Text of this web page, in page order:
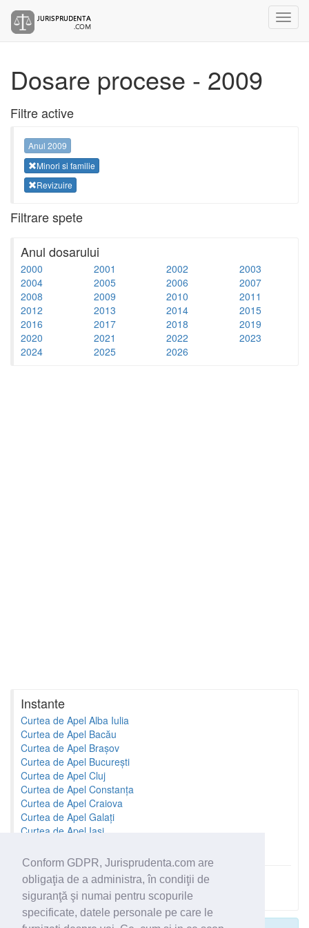
Conform GDPR, Jurisprudenta.com are
obligaţia de a administra, în condiţii de
siguranţă şi numai pentru scopurile
specificate, datele personale pe care le
Dosare procese - 2009
Filtre active
Anul 2009
Minori si familie
Revizuire
Filtrare spete
Anul dosarului
2000 2001 2002
2003
2004
2005 2006
2007
2008
2009 2010
2011
2012
2013 2014
2015
2016
2017 2018
2019
2020
2021 2022
2023
2024
2025 2026
Instante
Curtea de Apel Alba Iulia
Curtea de Apel Bacău
Curtea de Apel Brașov
Curtea de Apel București
Curtea de Apel Cluj
Curtea de Apel Constanța
Curtea de Apel Craiova
Curtea de Apel Galați
Curtea de Apel Iași
Toate instantele